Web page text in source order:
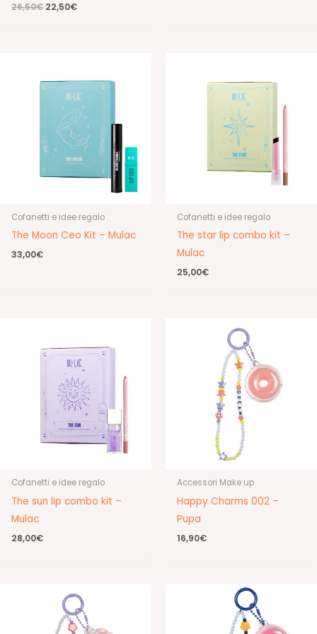
26,50€ Il
22,50€Il
Cofanetti e idee regalo
The Moon Ceo Kit – Mulac
33,00€
Cofanetti e idee regalo
The star lip combo kit –
Mulac
25,00€
Cofanetti e idee regalo
The sun lip combo kit –
Mulac
28,00€
Accessori Make up
Happy Charms 002 –
Pupa
16,90€